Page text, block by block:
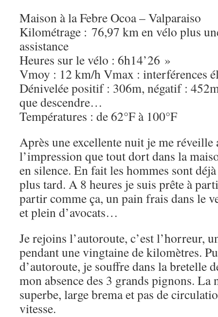
Maison à la Febre Ocoa – Valparaiso
Kilométrage : 76,97 km en vélo plus
assistance
Heures sur le vélo : 6h14’26 »
Vmoy : 12 km/h Vmax : interférences
Dénivelée positif : 306m, négatif :
que descendre…
Températures : de 62°F à 100°F
Après une excellente nuit je me réveille
l’impression que tout dort dans la
en silence. En fait les hommes sont
plus tard. A 8 heures je suis prête à
partir comme ça, un pain frais dans le
et plein d’avocats…
Je rejoins l’autoroute, c’est l’horreur,
pendant une vingtaine de kilomètres.
d’autoroute, je souffre dans la bretelle
mon absence des 3 grands pignons. La
superbe, large brema et pas de
vitesse.